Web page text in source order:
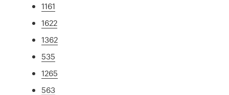
1161
1622
1362
535
1265
563